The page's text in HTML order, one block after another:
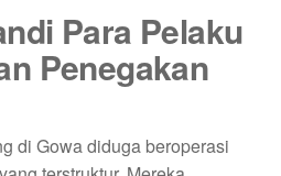
Para Pelaku
Penegakan
di Gowa diduga beroperasi